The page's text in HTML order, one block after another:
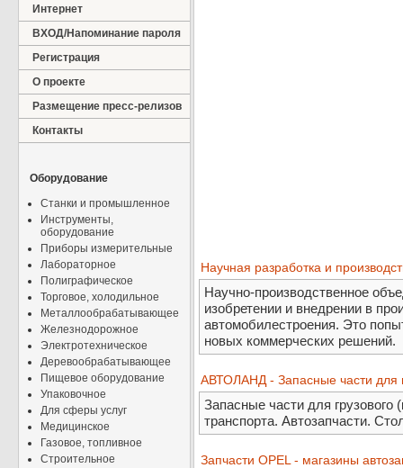
Интернет
ВХОД/Напоминание пароля
Регистрация
О проекте
Размещение пресс-релизов
Контакты
Оборудование
Станки и промышленное
Инструменты,
оборудование
Приборы измерительные
Лабораторное
Полиграфическое
Торговое, холодильное
Металлообрабатывающее
Железнодорожное
Электротехническое
Деревообрабатывающее
Пищевое оборудование
Упаковочное
Для сферы услуг
Медицинское
Газовое, топливное
Строительное
Научная разработка и
Научно-производственное
изобретении и внедрении в
автомобилестроения. Это
новых коммерческих решений.
АВТОЛАНД - Запасные части для
Запасные части для грузового
транспорта. Автозапчасти.
Запчасти OPEL - магазины